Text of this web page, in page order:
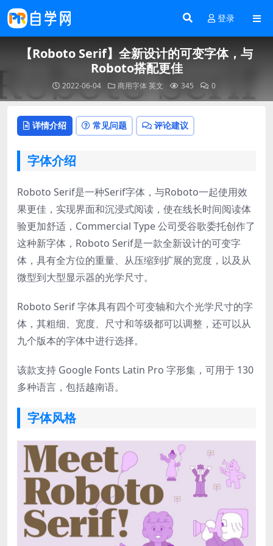
登录
【Roboto Serif】全新设计的可变字体，与
Roboto搭配更佳
2022-06-04 商用字体英文 345 0
详情介绍 常见问题 评论建议
字体介绍
Roboto Serif是一种Serif字体，与Roboto一起使用效
果更佳，实现界面和沉浸式阅读，使在线长时间阅读体
验更加舒适，Commercial Type 公司受谷歌委托创作了
这种新字体，Roboto Serif是一款全新设计的可变字
体，具有全方位的重量、从压缩到扩展的宽度，以及从
微型到大型显示器的光学尺寸。
Roboto Serif 字体具有四个可变轴和六个光学尺寸的字
体，其粗细、宽度、尺寸和等级都可以调整，还可以从
九个版本的字体中进行选择。
该款支持 Google Fonts Latin Pro 字形集，可用于 130
多种语言，包括越南语。
字体风格